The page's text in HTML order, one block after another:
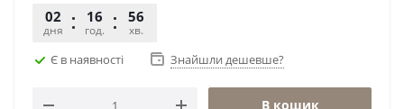
02
дня
16
год.
56
хв.
Є в наявності Знайшли дешевше?
В кошик